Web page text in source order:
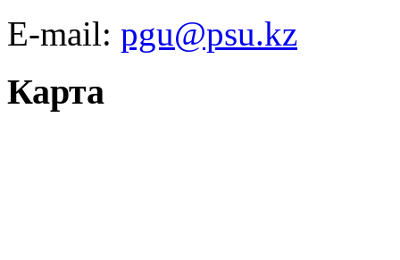
E-mail: pgu@psu.kz
Карта